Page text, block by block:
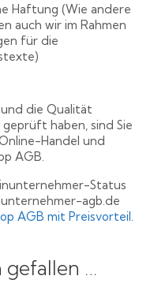
Haftung (Wie andere
auch wir im Rahmen
für die
die Qualität
haben, sind Sie
Handel und
AGB.
Status
agb.de
AGB mit Preisvorteil
gefallen …